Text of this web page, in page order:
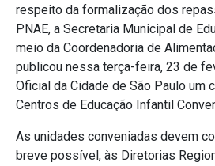
respeito da formalização dos
PNAE, a Secretaria Municipal de
meio da Coordenadoria de
publicou nessa terça-feira, 23 de
Oficial da Cidade de São Paulo um
Centros de Educação Infantil
As unidades conveniadas devem
breve possível, às Diretorias